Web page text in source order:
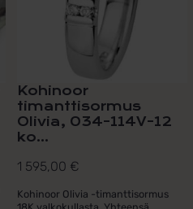
Kohinoor
timanttisormus
Olivia, 034-114V-12
ko...
1 595,00 €
Kohinoor Olivia -timanttisormus